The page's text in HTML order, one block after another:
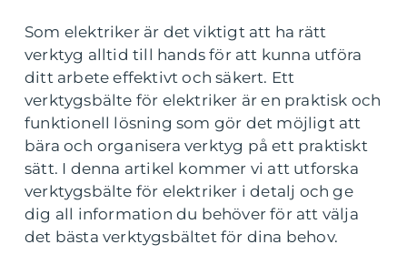
Som elektriker är det viktigt att ha rätt
verktyg alltid till hands för att kunna utföra
ditt arbete effektivt och säkert. Ett
verktygsbälte för elektriker är en praktisk och
funktionell lösning som gör det möjligt att
bära och organisera verktyg på ett praktiskt
sätt. I denna artikel kommer vi att utforska
verktygsbälte för elektriker i detalj och ge
dig all information du behöver för att välja
det bästa verktygsbältet för dina behov.